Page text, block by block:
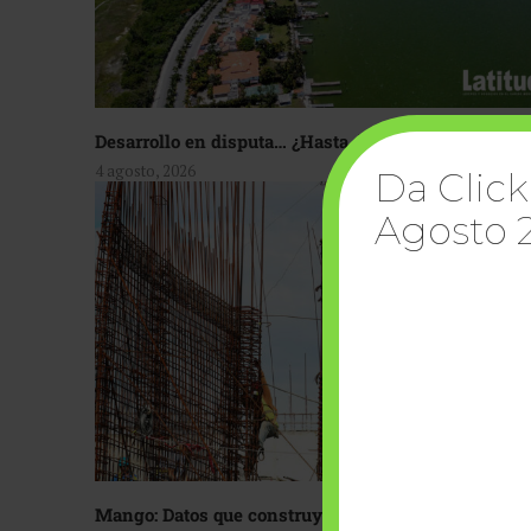
Desarrollo en disputa… ¿Hasta dónde crecer?
4 agosto, 2026
Mango: Datos que construyen confianza
Da
Agosto